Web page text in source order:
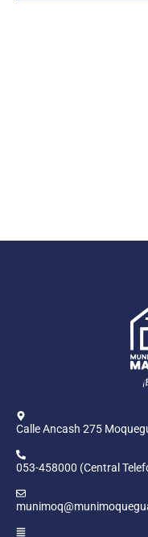
Calle Ancash 275
053-458000 (Central